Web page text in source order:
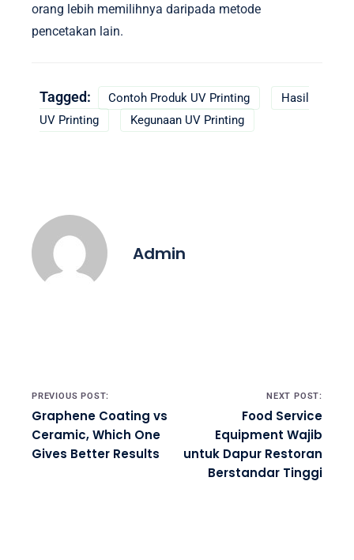
orang lebih memilihnya daripada metode
pencetakan lain.
Tagged: Contoh Produk UV Printing
Hasil
UV Printing
Kegunaan UV Printing
Admin
Post navigation
PREVIOUS POST:
Graphene Coating vs
Ceramic, Which One
Gives Better Results
NEXT POST:
Food Service
Equipment Wajib
untuk Dapur Restoran
Berstandar Tinggi